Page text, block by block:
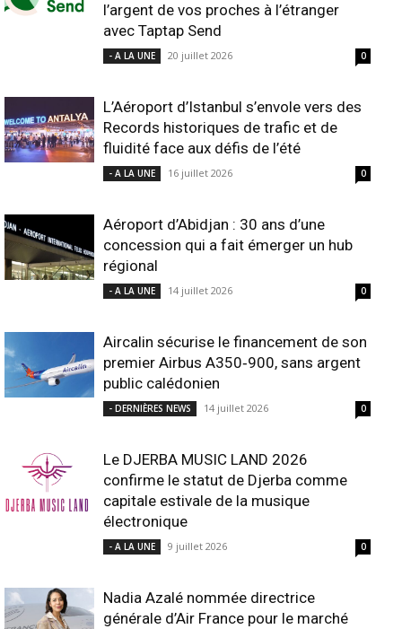
l’argent de vos proches à l’étranger
avec Taptap Send
- A LA UNE 20 juillet 2026 0
L’Aéroport d’Istanbul s’envole vers des
Records historiques de trafic et de
fluidité face aux défis de l’été
- A LA UNE 16 juillet 2026 0
Aéroport d’Abidjan : 30 ans d’une
concession qui a fait émerger un hub
régional
- A LA UNE 14 juillet 2026 0
Aircalin sécurise le financement de son
premier Airbus A350‑900, sans argent
public calédonien
- DERNIÈRES NEWS 14 juillet 2026 0
Le DJERBA MUSIC LAND 2026
confirme le statut de Djerba comme
capitale estivale de la musique
électronique
- A LA UNE 9 juillet 2026 0
Nadia Azalé nommée directrice
générale d’Air France pour le marché